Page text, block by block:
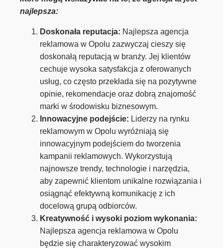
najlepsza:
Doskonała reputacja: Najlepsza agencja
reklamowa w Opolu zazwyczaj cieszy się
doskonałą reputacją w branży. Jej klientów
cechuje wysoka satysfakcja z oferowanych
usług, co często przekłada się na pozytywne
opinie, rekomendacje oraz dobrą znajomość
marki w środowisku biznesowym.
Innowacyjne podejście: Liderzy na rynku
reklamowym w Opolu wyróżniają się
innowacyjnym podejściem do tworzenia
kampanii reklamowych. Wykorzystują
najnowsze trendy, technologie i narzędzia,
aby zapewnić klientom unikalne rozwiązania i
osiągnąć efektywną komunikację z ich
docelową grupą odbiorców.
Kreatywność i wysoki poziom wykonania:
Najlepsza agencja reklamowa w Opolu
będzie się charakteryzować wysokim